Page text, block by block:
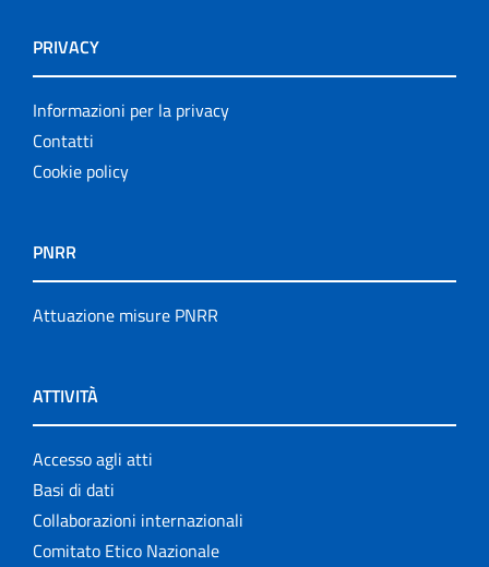
PRIVACY
Informazioni per la privacy
Contatti
Cookie policy
PNRR
Attuazione misure PNRR
ATTIVITÀ
Accesso agli atti
Basi di dati
Collaborazioni internazionali
Comitato Etico Nazionale